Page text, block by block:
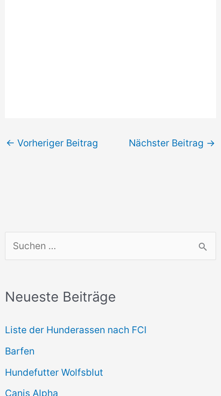
u
h
n
n
a
c
Neueste Beiträge
Liste der Hunderassen nach FCI
Barfen
Hundefutter Wolfsblut
Canis Alpha
← Vorheriger Beitrag Nächster Beitrag →